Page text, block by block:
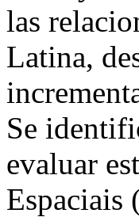
las
Latina,
Se
evaluar
Espaciais